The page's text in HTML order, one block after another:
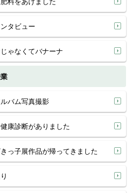
タビュー
ゃなくてバナーナ
バム写真撮影
康診断がありました
っ子展作品が帰ってきました